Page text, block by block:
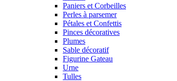
Paniers et Corbeilles
Perles à parsemer
Pétales et Confettis
Pinces décoratives
Plumes
Sable décoratif
Figurine Gateau
Urne
Tulles